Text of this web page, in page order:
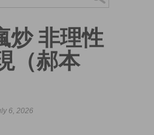
炒 非理性
（郝本
6, 2026